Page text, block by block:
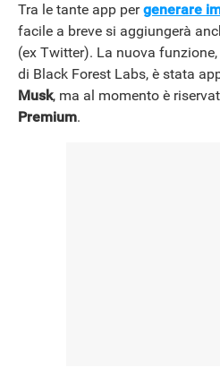
NEWS
Tra le tante app pergenerare
facile a breve si aggiungerà
(ex Twitter). La nuova funzione,
di Black Forest Labs, è stata
Musk, ma al momento è
Premium.